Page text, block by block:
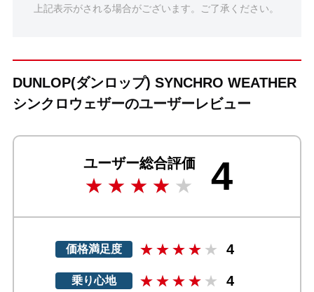
上記表示がされる場合がございます。ご了承ください。
DUNLOP(ダンロップ) SYNCHRO WEATHER
シンクロウェザーのユーザーレビュー
ユーザー総合評価 4
価格満足度 4
乗り心地 4